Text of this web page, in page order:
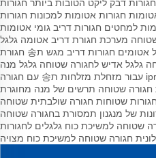
דבק ליקט הטובות ביותר חגורות
חגורות אטומות למכונות חגורות
למחטים חגורות דריב גומי אטומות
מערכת חגורת דריב אטומה גלגל
אטומים חגורות דריב
מגש ת송 חגורת
גלגל אדיש לחגורה שטוחה גלגל מנה
מזלחות ת송 עם חגורה
חגורה שטוחה תרשים של מנה מחוגרת
שטוחות חגורה שולבתית שטוחה
של מנגנון תמסורת בחגורה שטוחה
שטוחה למשיכת כוח גלגלים לחגורות
חגורה שטוחה למשיכת כוח מצויה